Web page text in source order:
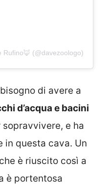
Rufino🦊 (@davezoologo)
di avere a
d’acqua e bacini
e ha
in questa cava. Un
è riuscito così a
è portentosa